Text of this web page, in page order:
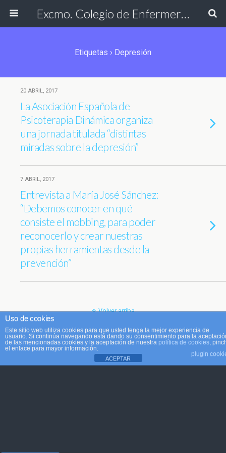
Excmo. Colegio de Enfermería de Cádiz
Etiquetas › Depresión
20 ABRIL, 2017
La Asociación Española de
Psicoterapia Dinámica organiza
una jornada titulada “distintas
miradas sobre la depresión”
7 ABRIL, 2017
Entrevista a María José Sánchez:
“Debemos conocer en qué
consiste el mobbing, para poder
reconocerlo y crear nuestras
propias herramientas desde la
prevención”
Volver arriba
Móvil Escritorio
Uso de cookies
Este sitio web utiliza cookies para que usted tenga la mejor experiencia de
usuario. Si continúa navegando está dando su consentimiento para la
de las mencionadas cookies y la aceptación de nuestra política de cookies,
el enlace para mayor información.
plugin
ACEPTAR